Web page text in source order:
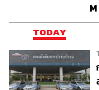
TODAY